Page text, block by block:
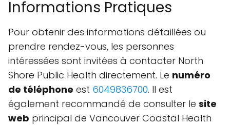
Informations Pratiques
Pour obtenir des informations détaillées ou
prendre rendez-vous, les personnes
intéressées sont invitées à contacter North
Shore Public Health directement. Le numéro
de téléphone est 6049836700. Il est
également recommandé de consulter le site
web principal de Vancouver Coastal Health